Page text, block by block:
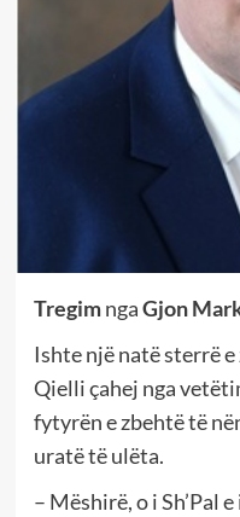
TregimngaGjon
Ishte një natë sterrë
Qielli çahej nga
fytyrën e zbehtë të
uratë të ulëta.
– Mëshirë, o i Sh’Pal